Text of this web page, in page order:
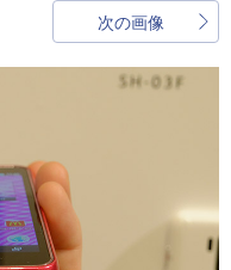
次の画像